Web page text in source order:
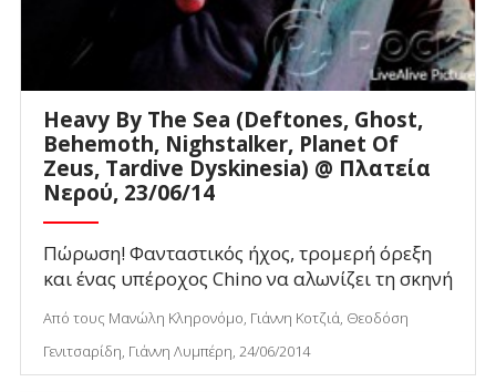
Heavy By The Sea (Deftones, Ghost,
Behemoth, Nighstalker, Planet Of
Zeus, Tardive Dyskinesia) @ Πλατεία
Νερού, 23/06/14
Πώρωση! Φανταστικός ήχος, τρομερή όρεξη
και ένας υπέροχος Chino να αλωνίζει τη σκηνή
Από τους Μανώλη Κληρονόμο, Γιάννη Κοτζιά, Θεοδόση
Γενιτσαρίδη, Γιάννη Λυμπέρη, 24/06/2014